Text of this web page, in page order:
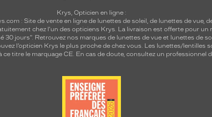
Krys, Opticien en ligne :
: Site de vente en ligne de lunettes de soleil, de lunettes de vue,
chez l'un des opticiens Krys. La livraison est offerte pour un
30 jours". Retrouvez nos marques de lunettes de vue et lunettes de
l’opticien Krys le plus proche de chez vous. Les lunettes/lentilles
titre le marquage CE. En cas de doute, consultez un professionnel